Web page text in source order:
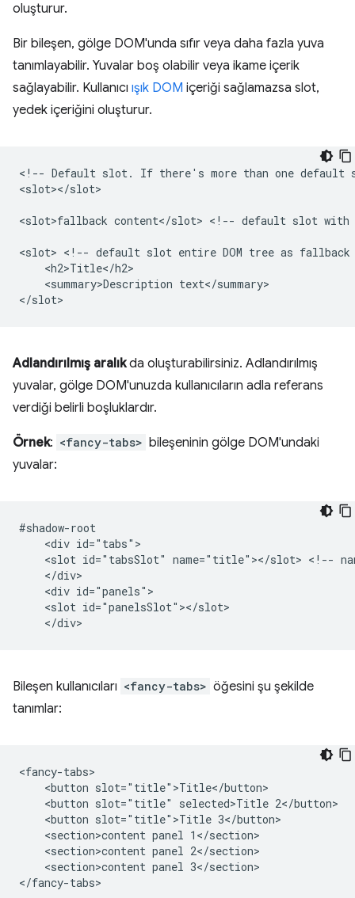
oluşturur.
Bir bileşen, gölge DOM'unda sıfır veya daha fazla yuva
tanımlayabilir. Yuvalar boş olabilir veya ikame içerik
sağlayabilir. Kullanıcı ışık DOM içeriği sağlamazsa slot,
yedek içeriğini oluşturur.
<!-- Default slot. If there's more than one
<slot></slot>
<slot>fallback content</slot> <!-- default slot with
<slot> <!-- default slot entire DOM tree as
    <h2>Title</h2>
    <summary>Description text</summary>
Adlandırılmış aralıkda oluşturabilirsiniz. Adlandırılmış
yuvalar, gölge DOM'unuzda kullanıcıların adla referans
verdiği belirli boşluklardır.
Örnek: <fancy-tabs> bileşeninin gölge DOM'undaki
yuvalar:
#shadow-root
    <div id="tabs">
<slot id="tabsSlot" name="title"></slot> <!--
    </div>
    <div id="panels">
    <slot id="panelsSlot"></slot>
Bileşen kullanıcıları <fancy-tabs> öğesini şu şekilde
tanımlar:
<fancy-tabs>
    <button slot="title">Title</button>
    <button slot="title" selected>Title 2</button>
    <button slot="title">Title 3</button>
    <section>content panel 1</section>
    <section>content panel 2</section>
    <section>content panel 3</section>
</fancy-tabs>